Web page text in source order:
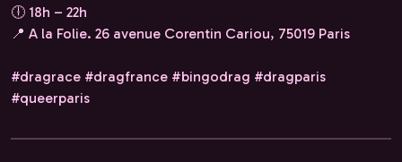
🕕 18h – 22h
📍 A la Folie. 26 avenue Corentin Cariou, 75019 Paris
#dragrace #dragfrance #bingodrag #dragparis
#queerparis